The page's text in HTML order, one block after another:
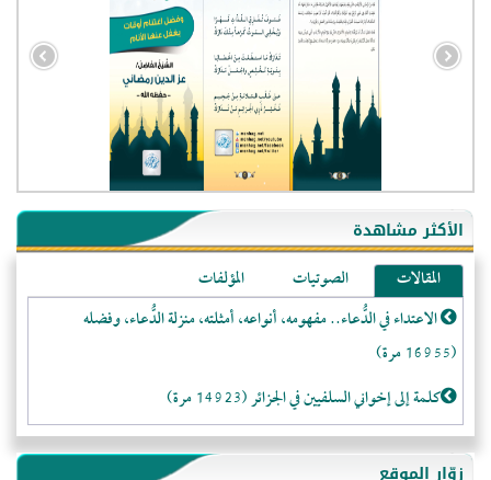
الأكثر مشاهدة
المقالات الصوتيات
المؤلفات
الاعتداء في الدُّعاء.. مفهومه، أنواعه، أمثلته، منزلة الدُّعاء، وفضله
(16955 مرة)
كلمة إلى إخواني السلفيين في الجزائر (14923 مرة)
لا تتَّبعوا عورات الـمسلمين (13367 مرة)
زوّار الموقع